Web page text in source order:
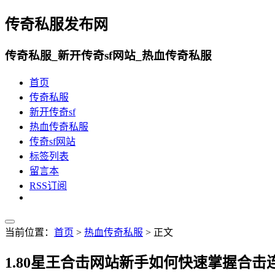
传奇私服发布网
传奇私服_新开传奇sf网站_热血传奇私服
首页
传奇私服
新开传奇sf
热血传奇私服
传奇sf网站
标签列表
留言本
RSS订阅
当前位置： 首页 > 热血传奇私服 > 正文
1.80星王合击网站新手如何快速掌握合击